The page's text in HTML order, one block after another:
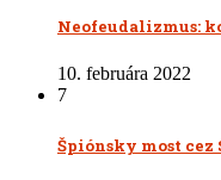
Neofeudalizmus:
10. februára 2022
7
Špiónsky most cez